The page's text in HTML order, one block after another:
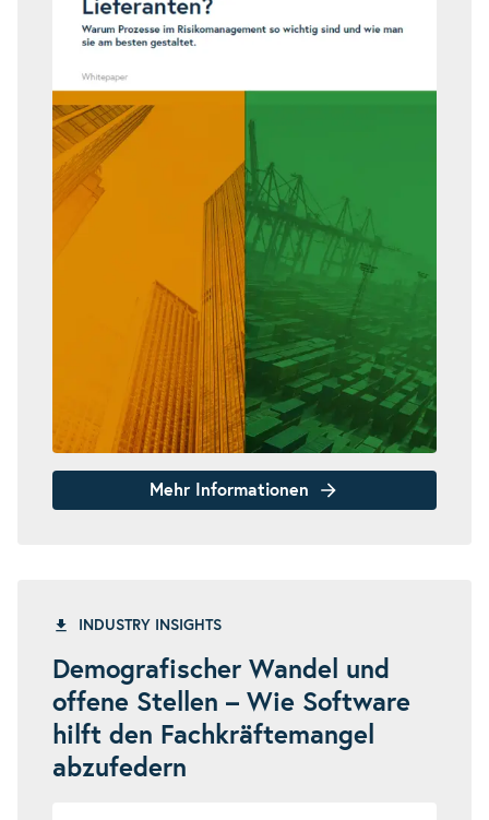
Mehr Informationen
INDUSTRY INSIGHTS
Demografischer Wandel und
offene Stellen – Wie Software
hilft den Fachkräftemangel
abzufedern